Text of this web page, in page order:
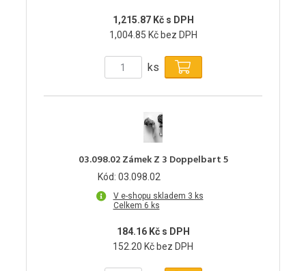
1,215.87 Kč s DPH
1,004.85 Kč bez DPH
ks
03.098.02 Zámek Z 3 Doppelbart 5
Kód: 03.098.02
V e-shopu skladem 3 ks
Celkem 6 ks
184.16 Kč s DPH
152.20 Kč bez DPH